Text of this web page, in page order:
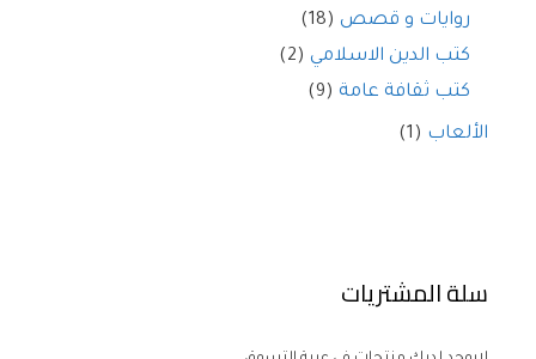
روايات و قصص (18)
كتب الدين الاسلامي (2)
كتب ثقافة عامة (9)
الألعاب (1)
سلة المشتريات